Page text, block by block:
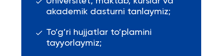
akademik dasturni tanlaymiz;
To’g’ri hujjatlar to’plamini
tayyorlaymiz;